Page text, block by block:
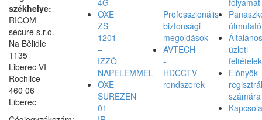
székhelye:
RICOM
secure s.r.o.
Na Bělidle
1135
Liberec VI-
Rochlice
460 06
Liberec
OXE
ZS
1201
–
IZZÓ
NAPELEMMEL
OXE
SUREZEN
01 -
Professzionális
biztonsági
megoldások
AVTECH
-
HDCCTV
rendszerek
útmutató
Általános
üzleti
feltételek
Előnyök
számára